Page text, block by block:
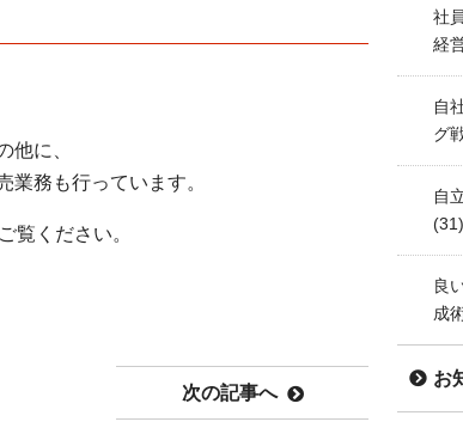
他に、
務も行っています。
覧ください。
次の記事へ
社
経
自
グ
自
(31)
良
成
お